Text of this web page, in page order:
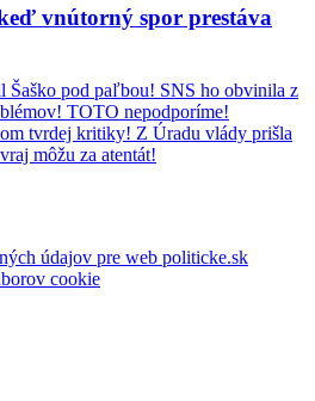
vnútorný spor prestáva
Šaško pod paľbou! SNS ho obvinila z
TOTO nepodporíme!
tvrdej kritiky! Z Úradu vlády prišla
môžu za atentát!
údajov pre web politicke.sk
cookie